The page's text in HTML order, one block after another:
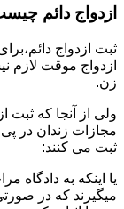
ازدواج دائم
ثبت ازدواج
ازدواج موقت لازم
زن.
ولی از آنجا که ثبت
مجازات زندان در
ثبت می کنند:
یا اینکه به دادگاه
میگیرند که در